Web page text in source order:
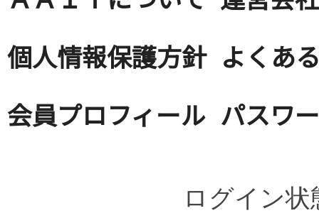
個人情報保護方針 よくあ
会員プロフィール パスワ
ログイン